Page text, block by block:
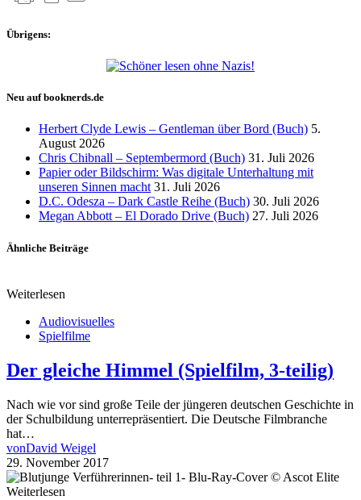
Übrigens:
Neu auf booknerds.de
Herbert Clyde Lewis – Gentleman über Bord (Buch) 5.
August 2026
Chris Chibnall – Septembermord (Buch) 31. Juli 2026
Papier oder Bildschirm: Was digitale Unterhaltung mit
unseren Sinnen macht 31. Juli 2026
D.C. Odesza – Dark Castle Reihe (Buch) 30. Juli 2026
Megan Abbott – El Dorado Drive (Buch) 27. Juli 2026
Ähnliche Beiträge
Weiterlesen
Audiovisuelles
Spielfilme
Der gleiche Himmel (Spielfilm, 3-teilig)
Nach wie vor sind große Teile der jüngeren deutschen Geschichte in
der Schulbildung unterrepräsentiert. Die Deutsche Filmbranche
hat…
vonDavid Weigel
29. November 2017
Weiterlesen